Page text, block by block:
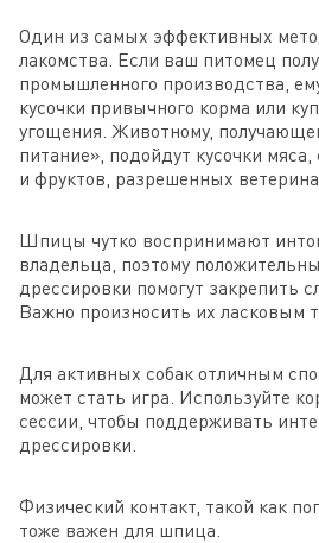
Один из самых эффективных
лакомства. Если ваш питомец
промышленного производства,
кусочки привычного корма или
угощения. Животному,
питание», подойдут кусочки
и фруктов, разрешенных
Шпицы чутко воспринимают
владельца, поэтому
дрессировки помогут закрепить
Важно произносить их ласковым
Для активных собак отличным
может стать игра. Используйте
сессии, чтобы поддерживать
дрессировки.
Физический контакт, такой как
тоже важен для шпица.